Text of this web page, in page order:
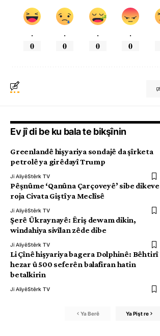
.
0
.
0
.
0
.
0
Ev jî di be ku bala te bikşînin
Greenlandê hişyariya sondajê da şîrketa
petrolê ya girêdayî Trump
Ji AliyêStêrk TV
Pêşnûme ‘Qanûna Çarçoveyê’ sibe dikeve
roja Civata Giştî ya Meclîsê
Ji AliyêStêrk TV
Şerê Ûkraynayê: Êriş dewam dikin,
windahiya sivîlan zêde dibe
Ji AliyêStêrk TV
Li Çînê hişyariya bagera Dolphinê: Bêhtirî
hezar û 500 seferên balafiran hatin
betalkirin
Ji AliyêStêrk TV
Ya Berê Ya Pişt re